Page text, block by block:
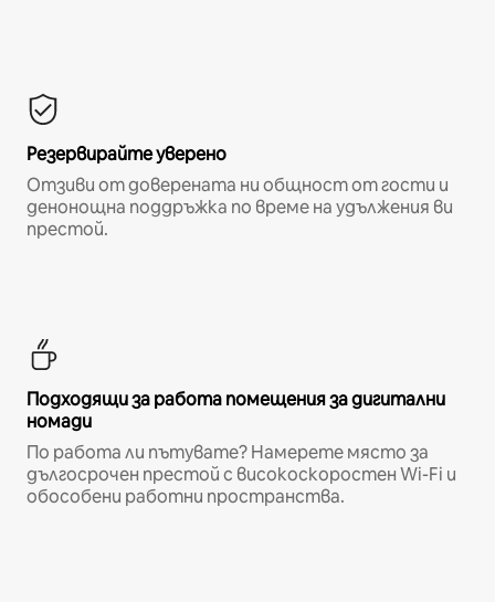
Резервирайте уверено
Отзиви от доверената ни общност от гости и
денонощна поддръжка по време на удължения ви
престой.
Подходящи за работа помещения за дигитални
номади
По работа ли пътувате? Намерете място за
дългосрочен престой с високоскоростен Wi-Fi и
обособени работни пространства.